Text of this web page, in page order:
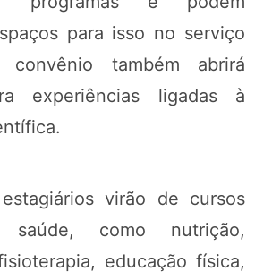
para isso no serviço
também abrirá
experiências ligadas à
virão de cursos
como nutrição,
educação física,